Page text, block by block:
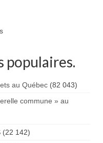
populaires.
au Québec (82 043)
commune » au
(22 142)